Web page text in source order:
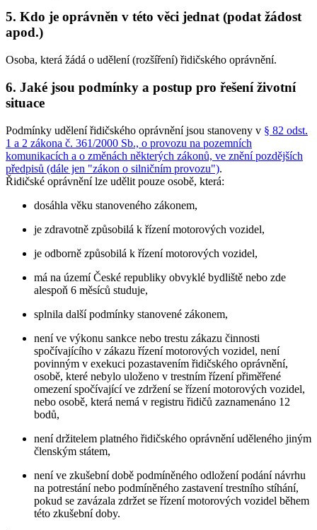
5. Kdo je oprávněn v této věci jednat (podat žádost
apod.)
Osoba, která žádá o udělení (rozšíření) řidičského oprávnění.
6. Jaké jsou podmínky a postup pro řešení životní
situace
Podmínky udělení řidičského oprávnění jsou stanoveny v § 82 odst.
1 a 2 zákona č. 361/2000 Sb., o provozu na pozemních
komunikacích a o změnách některých zákonů, ve znění pozdějších
předpisů (dále jen "zákon o silničním provozu").
Řidičské oprávnění lze udělit pouze osobě, která:
dosáhla věku stanoveného zákonem,
je zdravotně způsobilá k řízení motorových vozidel,
je odborně způsobilá k řízení motorových vozidel,
má na území České republiky obvyklé bydliště nebo zde
alespoň 6 měsíců studuje,
splnila další podmínky stanovené zákonem,
není ve výkonu sankce nebo trestu zákazu činnosti
spočívajícího v zákazu řízení motorových vozidel, není
povinným v exekuci pozastavením řidičského oprávnění,
osobě, které nebylo uloženo v trestním řízení přiměřené
omezení spočívající ve zdržení se řízení motorových vozidel,
nebo osobě, která nemá v registru řidičů zaznamenáno 12
bodů,
není držitelem platného řidičského oprávnění uděleného jiným
členským státem,
není ve zkušební době podmíněného odložení podání návrhu
na potrestání nebo podmíněného zastavení trestního stíhání,
pokud se zavázala zdržet se řízení motorových vozidel během
této zkušební doby.